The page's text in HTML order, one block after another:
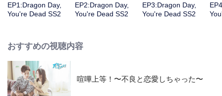
EP1:Dragon Day,
You're Dead SS2
EP2:Dragon Day,
You're Dead SS2
EP3:Dragon Day,
You're Dead SS2
おすすめの視聴内容
喧嘩上等！〜不良と恋愛しちゃった〜